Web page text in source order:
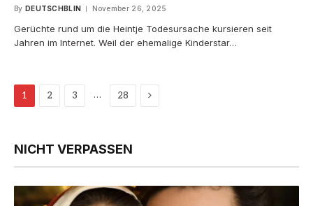
By DEUTSCHBLIN November 26, 2025
Gerüchte rund um die Heintje Todesursache kursieren seit
Jahren im Internet. Weil der ehemalige Kinderstar…
1 2 3 … 28 Next
NICHT VERPASSEN